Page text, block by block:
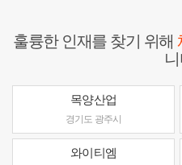
훌륭한 인재를 찾기 위해
목양산업
경기도 광주시
와이티엠